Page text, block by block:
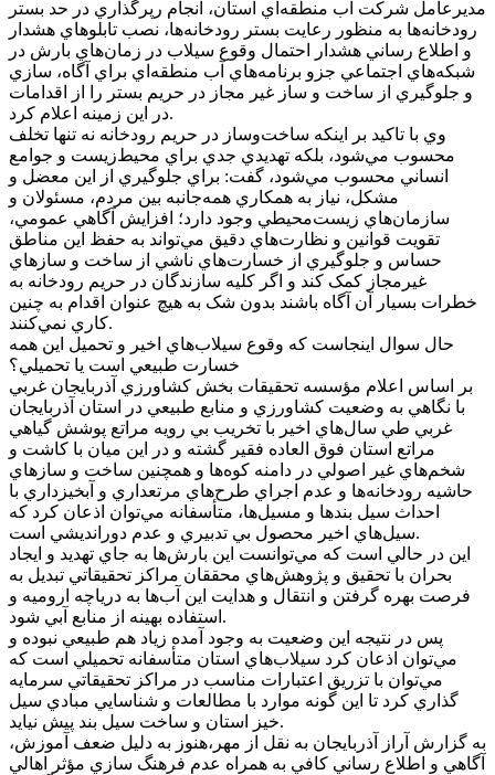
مديرعامل شرکت آب منطقه‌اي استان، انجام رپرگذاري در حد بستر
رودخانه‌ها به منظور رعايت بستر رودخانه‌ها، نصب تابلوهاي هشدار
و اطلاع رساني هشدار احتمال وقوع سيلاب در زمان‌هاي بارش در
شبکه‌هاي اجتماعي جزو برنامه‌هاي آب منطقه‌اي براي آگاه، سازي
و جلوگيري از ساخت و ساز غير مجاز در حريم بستر را از اقدامات
در اين زمينه اعلام کرد.
وي با تاکيد بر اينکه ساخت‌وساز در حريم رودخانه نه تنها تخلف
محسوب مي‌شود، بلکه تهديدي جدي براي محيط‌زيست و جوامع
انساني محسوب مي‌شود، گفت: براي جلوگيري از اين معضل و
مشکل، نياز به همکاري همه‌جانبه بين مردم، مسئولان و
سازمان‌هاي زيست‌محيطي وجود دارد؛ افزايش آگاهي عمومي،
تقويت قوانين و نظارت‌هاي دقيق مي‌تواند به حفظ اين مناطق
حساس و جلوگيري از خسارت‌هاي ناشي از ساخت و سازهاي
غيرمجاز کمک کند و اگر کليه سازندگان در حريم رودخانه به
خطرات بسيار آن آگاه باشند بدون شک به هيچ عنوان اقدام به چنين
کاري نمي‌کنند.
حال سوال اينجاست که وقوع سيلاب‌هاي اخير و تحميل اين همه
خسارت طبيعي است يا تحميلي؟
بر اساس اعلام مؤسسه تحقيقات بخش کشاورزي آذربايجان غربي
با نگاهي به وضعيت کشاورزي و منابع طبيعي در استان آذربايجان
غربي طي سال‌هاي اخير با تخريب بي رويه مراتع پوشش گياهي
مراتع استان فوق العاده فقير گشته و در اين ميان با کاشت و
شخم‌هاي غير اصولي در دامنه کوه‌ها و همچنين ساخت و سازهاي
حاشيه رودخانه‌ها و عدم اجراي طرح‌هاي مرتعداري و آبخيزداري با
احداث سيل بندها و مسيل‌ها، متأسفانه مي‌توان اذعان کرد که
سيل‌هاي اخير محصول بي تدبيري و عدم دورانديشي است.
اين در حالي است که مي‌توانست اين بارش‌ها به جاي تهديد و ايجاد
بحران با تحقيق و پژوهش‌هاي محققان مراکز تحقيقاتي تبديل به
فرصت بهره گرفتن و انتقال و هدايت اين آب‌ها به درياچه اروميه و
استفاده بهينه از منابع آبي شود.
پس در نتيجه اين وضعيت به وجود آمده زياد هم طبيعي نبوده و
مي‌توان اذعان کرد سيلاب‌هاي استان متأسفانه تحميلي است که
مي‌توان با تزريق اعتبارات مناسب در مراکز تحقيقاتي سرمايه
گذاري کرد تا اين گونه موارد با مطالعات و شناسايي مبادي سيل
خيز استان و ساخت سيل بند پيش نيايد.
به گزارش آراز آذربايجان به نقل از مهر،هنوز به دليل ضعف آموزش،
آگاهي و اطلاع رساني کافي به همراه عدم فرهنگ سازي مؤثر اهالي